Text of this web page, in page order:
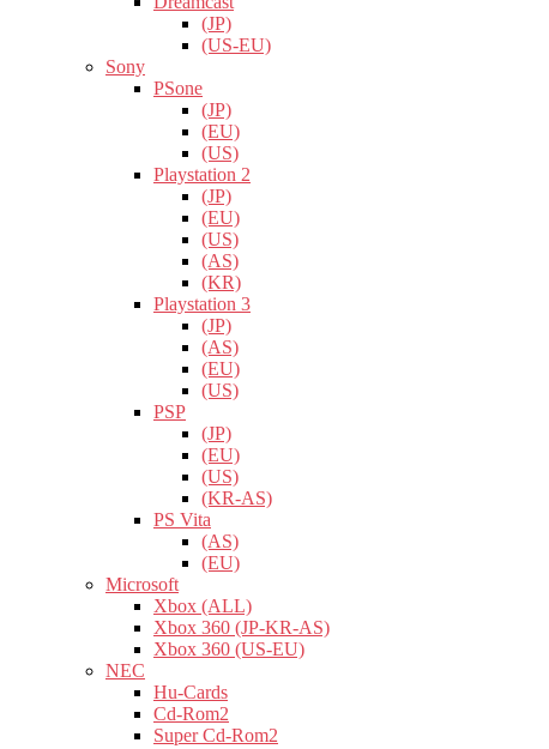
(JP)
(US-EU)
Sony
PSone
(JP)
(EU)
(US)
Playstation 2
(JP)
(EU)
(US)
(AS)
(KR)
Playstation 3
(JP)
(AS)
(EU)
(US)
PSP
(JP)
(EU)
(US)
(KR-AS)
PS Vita
(AS)
(EU)
Microsoft
Xbox (ALL)
Xbox 360 (JP-KR-AS)
Xbox 360 (US-EU)
NEC
Hu-Cards
Cd-Rom2
Super Cd-Rom2